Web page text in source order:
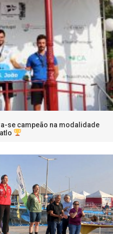
se campeão na modalidade